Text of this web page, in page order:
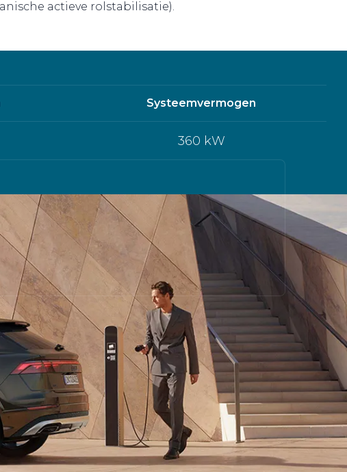
actieve rolstabilisatie).
Systeemvermogen
360 kW